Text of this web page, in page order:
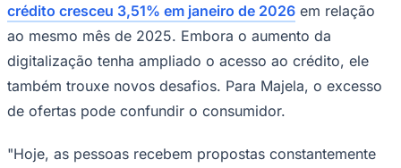
crédito cresceu 3,51% em janeiro de 2026 em relação
ao mesmo mês de 2025. Embora o aumento da
digitalização tenha ampliado o acesso ao crédito, ele
também trouxe novos desafios. Para Majela, o excesso
de ofertas pode confundir o consumidor.
"Hoje, as pessoas recebem propostas constantemente